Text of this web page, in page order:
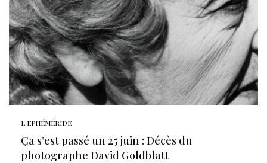
L'EPHÉMÉRIDE
Ça s’est passé un 25 juin : Décès du
photographe David Goldblatt